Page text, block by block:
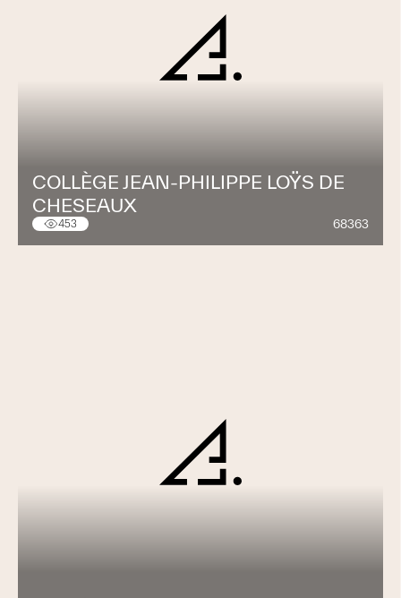
COLLÈGE JEAN-PHILIPPE LOŸS DE
CHESEAUX
453 68363